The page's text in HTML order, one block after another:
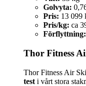
Golvyta:
Pris: 13 099
Pris/kg: ca
Förflyttning:
Thor Fitness
Thor Fitness Air
test i vårt stora